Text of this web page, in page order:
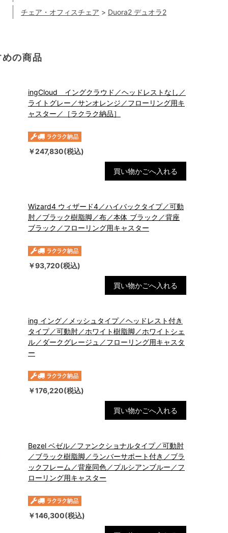
チェア・オフィスチェア > Duora2 デュオラ2
の商品
ingCloud イングクラウド／ヘッドレストなし／
ライトグレー／サンオレンジ／フローリング用キ
ャスター／［ラクラク納品］
￥247,830(税込)
買い物かごへ入れる
Wizard4 ウィザード4／ハイバックタイプ／可動
肘／ブラック樹脂脚／布／本体 ブラック／背座
ブラック／フローリング用キャスター
￥93,720(税込)
買い物かごへ入れる
ing イング／メッシュタイプ／ヘッドレスト付き
タイプ／可動肘／ホワイト樹脂脚／ホワイトシェ
ル／ダークグレージュ／フローリング用キャスタ
ー
￥176,220(税込)
買い物かごへ入れる
Bezel ベゼル／ファンクショナルタイプ／可動肘
／ブラック樹脂脚／ランバーサポート付き／ブラ
ックフレーム／背座同色／プルシアンブルー／フ
ローリング用キャスター
￥146,300(税込)